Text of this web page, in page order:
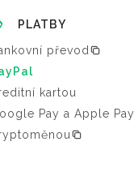
PLATBY
převod
kartou
Pay a Apple Pay